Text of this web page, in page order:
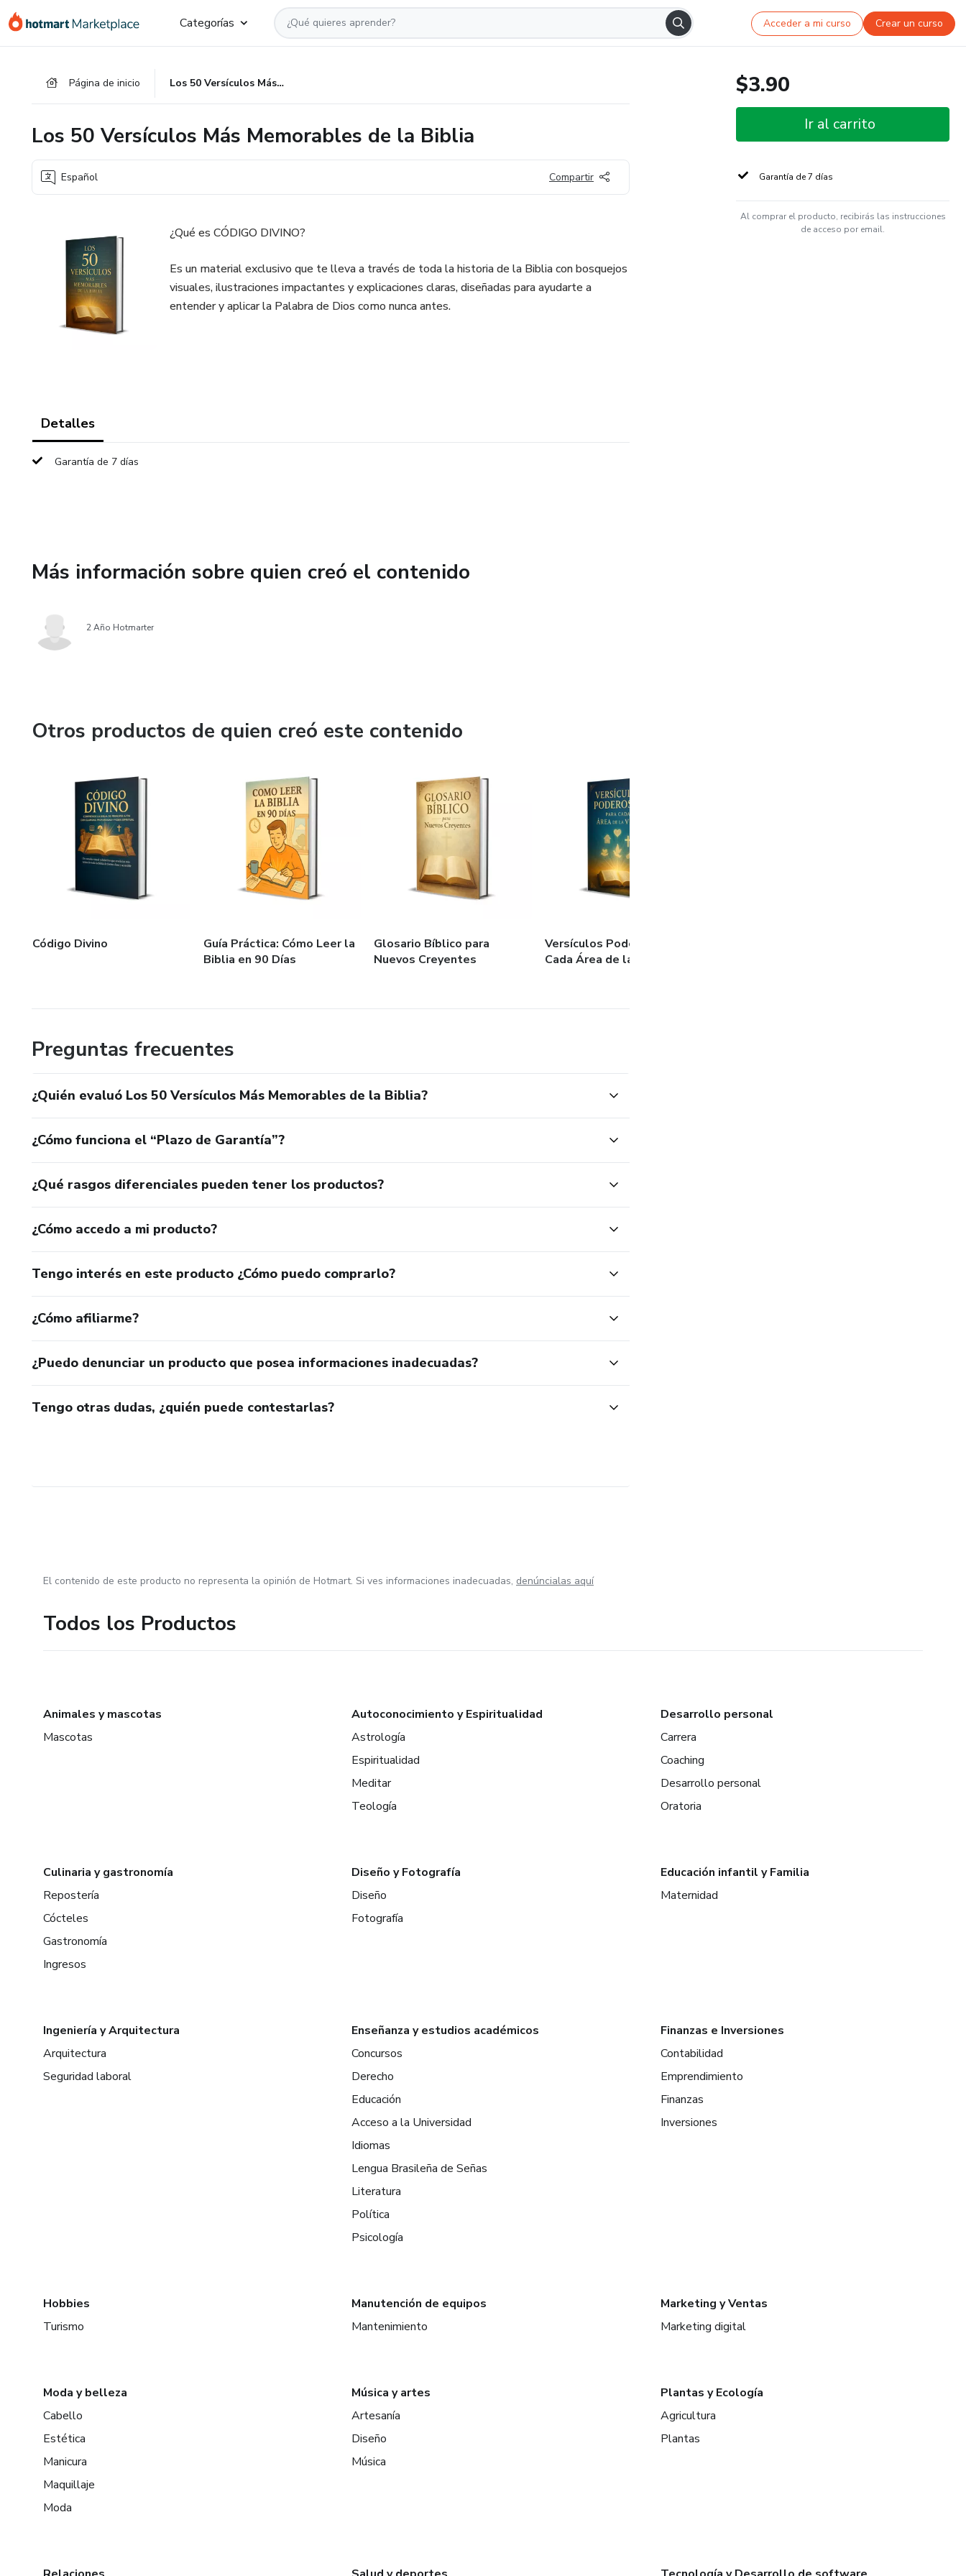
Categorías Acceder a mi curso Crear un curso
Página de inicio Los 50 Versículos Más Memorables de la Biblia
Los 50 Versículos Más Memorables de la Biblia
Español Compartir
¿Qué es CÓDIGO DIVINO?
Es un material exclusivo que te lleva a través de toda la historia de la Biblia con bosquejos
visuales, ilustraciones impactantes y explicaciones claras, diseñadas para ayudarte a
entender y aplicar la Palabra de Dios como nunca antes.
Detalles
Garantía de 7 días
Más información sobre quien creó el contenido
2 Año Hotmarter
Otros productos de quien creó este contenido
Código Divino
Guía Práctica: Cómo Leer la
Biblia en 90 Días
Glosario Bíblico para
Nuevos Creyentes
Versículos Poderosos para
Cada Área de la Vida
Preguntas frecuentes
¿Quién evaluó Los 50 Versículos Más Memorables de la Biblia?
¿Cómo funciona el “Plazo de Garantía”?
¿Qué rasgos diferenciales pueden tener los productos?
¿Cómo accedo a mi producto?
Tengo interés en este producto ¿Cómo puedo comprarlo?
¿Cómo afiliarme?
¿Puedo denunciar un producto que posea informaciones inadecuadas?
Tengo otras dudas, ¿quién puede contestarlas?
$3.90
Ir al carrito
Garantía de 7 días
Al comprar el producto, recibirás las instrucciones
de acceso por email.
El contenido de este producto no representa la opinión de Hotmart. Si ves informaciones inadecuadas, denúncialas aquí
Todos los Productos
Animales y mascotas
Mascotas
Autoconocimiento y Espiritualidad
Astrología
Espiritualidad
Meditar
Teología
Desarrollo personal
Carrera
Coaching
Desarrollo personal
Oratoria
Culinaria y gastronomía
Repostería
Cócteles
Gastronomía
Ingresos
Diseño y Fotografía
Diseño
Fotografía
Educación infantil y Familia
Maternidad
Ingeniería y Arquitectura
Arquitectura
Seguridad laboral
Enseñanza y estudios académicos
Concursos
Derecho
Educación
Acceso a la Universidad
Idiomas
Lengua Brasileña de Señas
Literatura
Política
Psicología
Finanzas e Inversiones
Contabilidad
Emprendimiento
Finanzas
Inversiones
Hobbies
Turismo
Manutención de equipos
Mantenimiento
Marketing y Ventas
Marketing digital
Moda y belleza
Cabello
Estética
Manicura
Maquillaje
Moda
Música y artes
Artesanía
Diseño
Música
Plantas y Ecología
Agricultura
Plantas